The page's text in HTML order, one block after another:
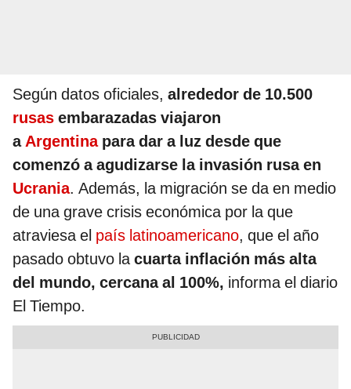
Según datos oficiales, alrededor de 10.500
rusas embarazadas viajaron
aArgentinapara dar a luz desde que
comenzó a agudizarse la invasión rusa en
Ucrania. Además, la migración se da en medio
de una grave crisis económica por la que
atraviesa el país latinoamericano, que el año
pasado obtuvo lacuarta inflación más alta
del mundo, cercana al 100%, informa el diario
El Tiempo.